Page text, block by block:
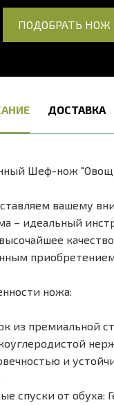
ПОДОБРАТЬ НОЖ
ДОСТАВКА
Шеф-нож
вашему
– идеальный
ножа:
из премиальной
и
спуски от обуха: